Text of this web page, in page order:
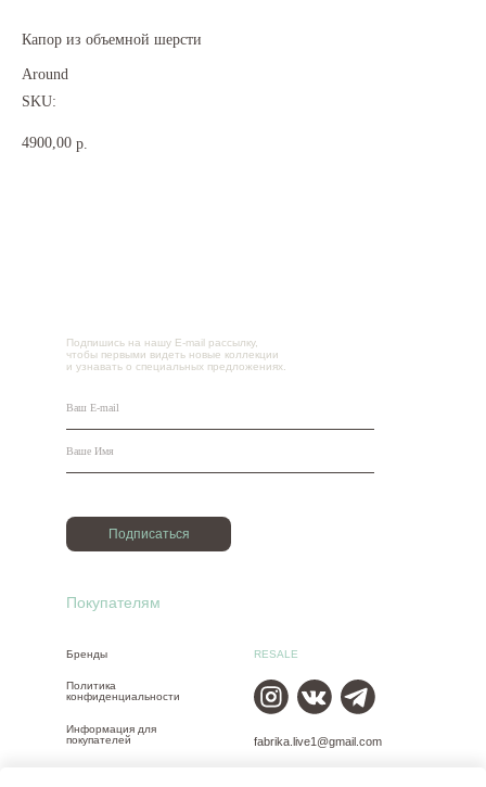
Капор из объемной шерсти
Around
SKU:
4900,00 р.
Бренды
Подпишись на нашу E-mail рассылку,
чтобы первыми видеть новые коллекции
и узнавать о специальных предложениях.
Информация для
покупателей
Политика
конфиденциальности
RESALE
Покупателям
fabrika.live1@gmail.com
Подписаться